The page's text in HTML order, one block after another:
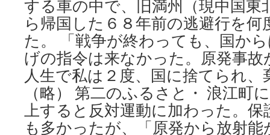
する車の中で、旧満州（現中国東
ら帰国した６８年前の逃避行を
た。 「戦争が終わっても、国か
げの指令は来なかった。原発事
人生で私は２度、国に捨てられ
（略） 第二のふるさと・ 浪江町
上すると反対運動に加わった。保
も多かったが、「原発から放射